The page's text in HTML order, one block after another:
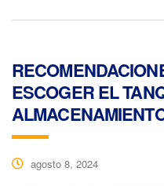
ESCOGER EL
agosto 8, 2024